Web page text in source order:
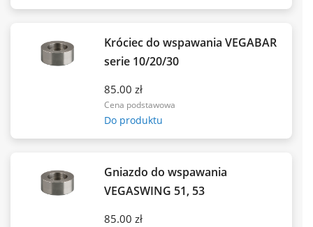
Króciec do wspawania VEGABAR
serie 10/20/30
85.00 zł
Cena podstawowa
Do produktu
Gniazdo do wspawania
VEGASWING 51, 53
85.00 zł